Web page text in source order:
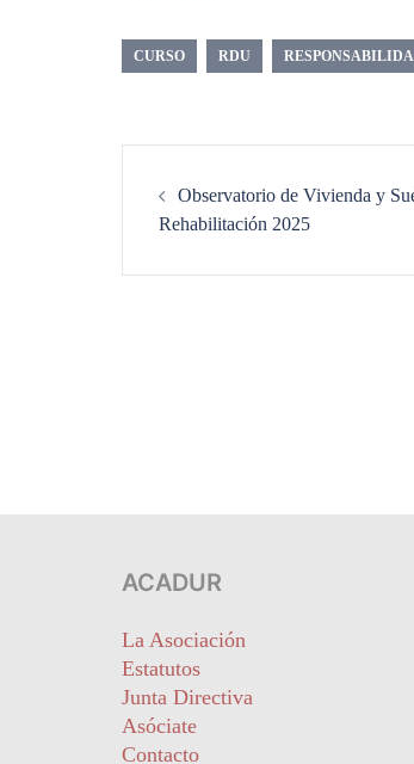
CURSO RDU
entradas
Observatorio de Vivienda y
Rehabilitación 2025
ACADUR
La Asociación
Estatutos
Junta Directiva
Asóciate
Contacto